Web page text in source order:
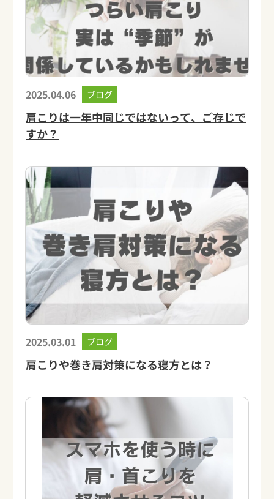
2025.04.06 ブログ
肩こりは一年中同じではないって、ご存じで
すか？
2025.03.01 ブログ
肩こりや巻き肩対策になる寝方とは？